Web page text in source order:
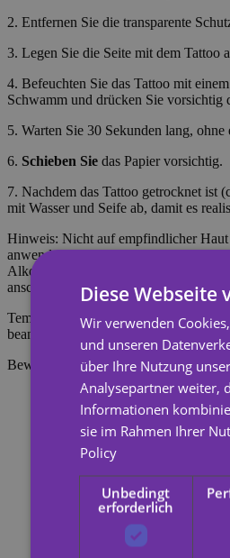
2. Entfernen Sie die transparente
3. Legen Sie die Seite mit dem Tattoo
4. Befeuchten Sie das Tattoo mit
Schwamm und drücken Sie vorsichtig
5. Warten Sie 30 Sekunden lang, ohne
6. Schieben Sie das Papier vorsichtig.
7. Nachdem das Tattoo getrocknet ist
mit Wasser und Seife ab, damit es
Hinweis: Nicht auf empfindlicher
anwenden. Zum Entfernen des
Alkohol einweichen, 20 Sekunden
anschließend mit einem Wattebausch
Temporäre Tattoos halten etwa 7
beansprucht werden.
Bewertungen
Diese Webseite
Wir verwenden
und unseren
über Ihre Nutzung
Analysepartner weiter,
Informationen
sie im Rahmen Ihrer
Policy
Unbedingt
erforderlich